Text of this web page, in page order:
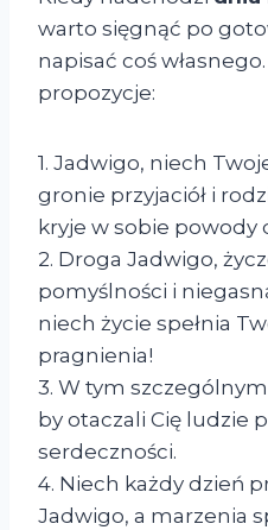
warto sięgnąć po
napisać coś
propozycje:
1. Jadwigo, niech
gronie przyjaciół i
kryje w sobie powody
2. Droga Jadwigo,
pomyślności i
niech życie spełnia
pragnienia!
3. W tym
by otaczali Cię ludzie
serdeczności.
4. Niech każdy dzień
Jadwigo, a marzenia